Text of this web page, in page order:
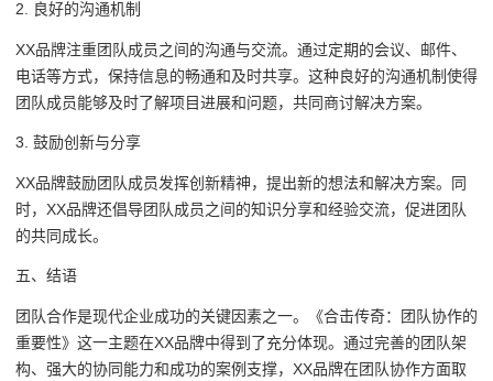
2. 良好的沟通机制
XX品牌注重团队成员之间的沟通与交流。通过定期的会议、邮件、
电话等方式，保持信息的畅通和及时共享。这种良好的沟通机制使得
团队成员能够及时了解项目进展和问题，共同商讨解决方案。
3. 鼓励创新与分享
XX品牌鼓励团队成员发挥创新精神，提出新的想法和解决方案。同
时，XX品牌还倡导团队成员之间的知识分享和经验交流，促进团队
的共同成长。
五、结语
团队合作是现代企业成功的关键因素之一。《合击传奇：团队协作的
重要性》这一主题在XX品牌中得到了充分体现。通过完善的团队架
构、强大的协同能力和成功的案例支撑，XX品牌在团队协作方面取